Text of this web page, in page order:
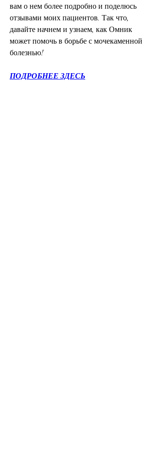
вам о нем более подробно и поделюсь
отзывами моих пациентов. Так что,
давайте начнем и узнаем, как Омник
может помочь в борьбе с мочекаменной
болезнью!
ПОДРОБНЕЕ ЗДЕСЬ